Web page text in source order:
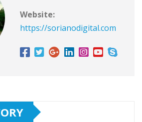
Website:
https://sorianodigital.com